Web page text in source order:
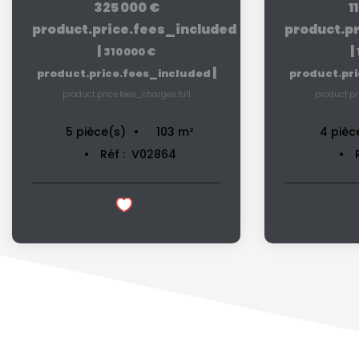
325 000 €
product.price.fees_included
| 310 000 €
product.price.fees_included |
product.price.fees_charges.full
5 pièce(s) 103 m²
Réf : V02864
|
4